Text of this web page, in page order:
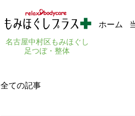
ホーム
名古屋中村区もみほぐし
足つぼ・整体
全ての記事